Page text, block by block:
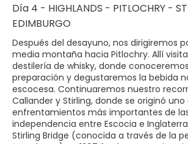
Día 4 - HIGHLANDS - PITLOCHRY -
EDIMBURGO
Después del desayuno, nos dirigiremos
media montaña hacia Pitlochry. Allí
destilería de whisky, donde
preparación y degustaremos la bebida
escocesa. Continuaremos nuestro
Callander y Stirling, donde se originó uno
enfrentamientos más importantes de
independencia entre Escocia e
Stirling Bridge (conocida a través de la